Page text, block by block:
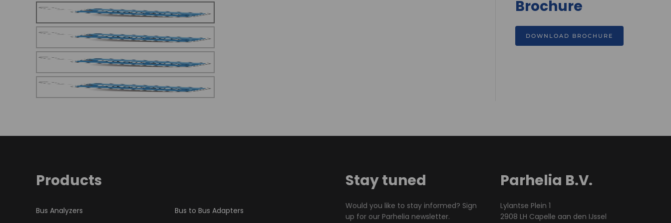
Brochure
DOWNLOAD BROCHURE
Products
Bus Analyzers
Bus to Bus Adapters
Stay tuned
Would you like to stay informed? Sign
up for our Parhelia newsletter.
Parhelia B.V.
Lylantse Plein 1
2908 LH Capelle aan den IJssel